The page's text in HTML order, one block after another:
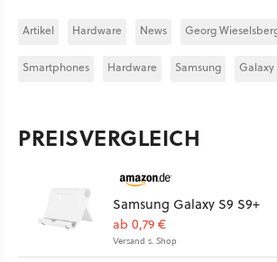
Artikel Hardware News Georg
Smartphones Hardware Samsung Galaxy
PREISVERGLEICH
Samsung Galaxy S9 S9+
ab 0,79 €
Versand s. Shop